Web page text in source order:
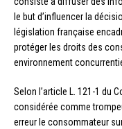
le but d’influencer la
législation française
protéger les droits des
environnement
Selon l’article L. 121-1 du
considérée comme
erreur le consommateur